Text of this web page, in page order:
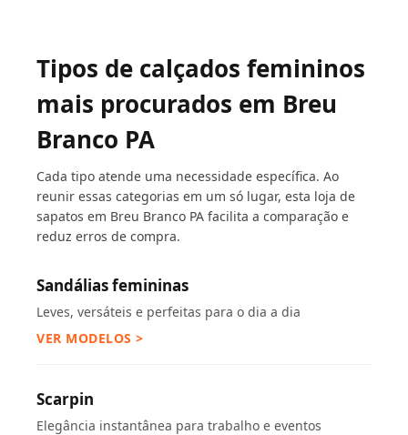
Tipos de calçados femininos
mais procurados em Breu
Branco PA
Cada tipo atende uma necessidade específica. Ao
reunir essas categorias em um só lugar, esta loja de
sapatos em Breu Branco PA facilita a comparação e
reduz erros de compra.
Sandálias femininas
Leves, versáteis e perfeitas para o dia a dia
VER MODELOS >
Scarpin
Elegância instantânea para trabalho e eventos